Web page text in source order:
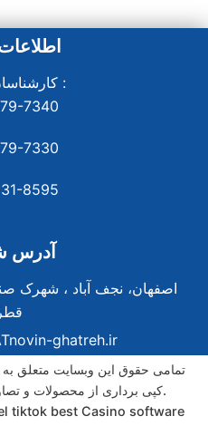
کارشناسان فروش :
7340
7330
8595
آدرس
اصفهان، نجف آباد ، شهرک
ghatreh.ir
تمامی حقوق این وبسایت متعلق
کپی برداری از محصولات و تصاویر پیگرد قانونی خواهد داشت.
tiktok best Casino software